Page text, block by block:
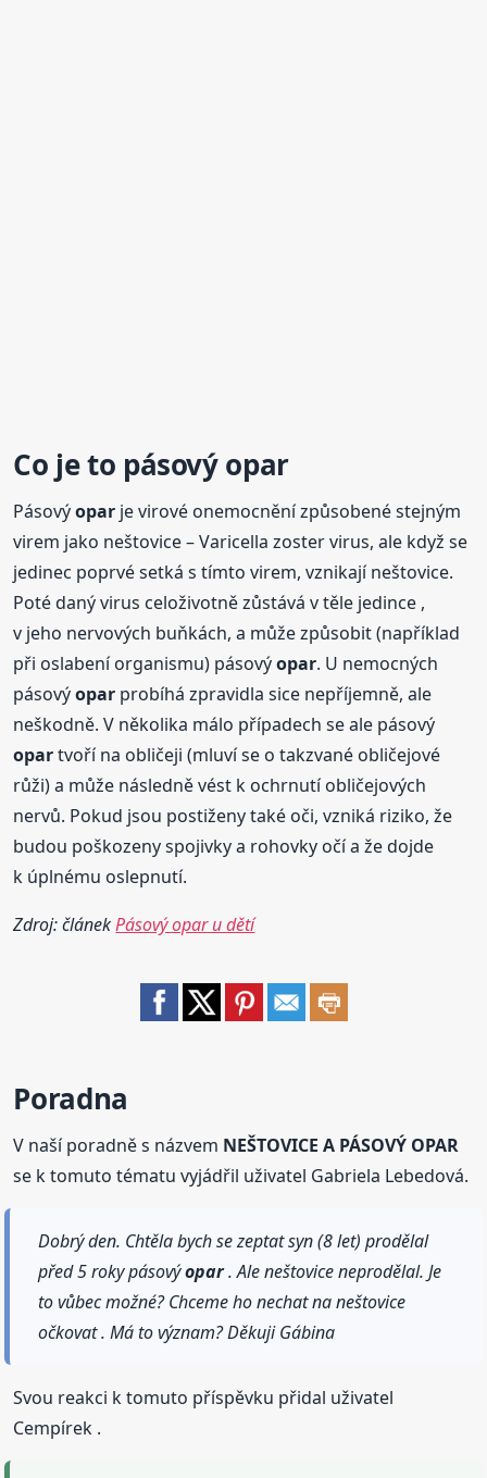
Co jeto pásový opar
Pásovýopar je virové onemocnění způsobené stejným
virem jako neštovice – Varicella zoster virus, ale když se
jedinec poprvé setká s tímto virem, vznikají neštovice.
Poté daný virus celoživotně zůstává v těle jedince ,
v jeho nervových buňkách, a může způsobit (například
při oslabení organismu) pásovýopar. U nemocných
pásovýopar probíhá zpravidla sice nepříjemně, ale
neškodně. V několika málo případech se ale pásový
opartvoří na obličeji (mluví se o takzvané obličejové
růži) a může následně vést k ochrnutí obličejových
nervů. Pokud jsou postiženy také oči, vzniká riziko, že
budou poškozeny spojivky a rohovky očí a že dojde
k úplnému oslepnutí.
Zdroj: článekPásový opar u dětí
Poradna
V naší poradně s názvem NEŠTOVICE A PÁSOVÝ OPAR
se k tomuto tématu vyjádřil uživatel Gabriela Lebedová.
Dobrý den. Chtěla bych se zeptat syn (8 let) prodělal
před 5 roky pásovýopar. Ale neštovice neprodělal. Je
to vůbec možné? Chceme ho nechat na neštovice
očkovat . Má to význam? Děkuji Gábina
Svou reakci k tomuto příspěvku přidal uživatel
Cempírek .